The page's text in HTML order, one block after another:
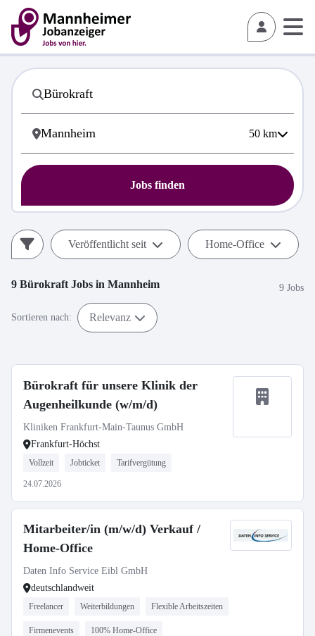
50 km
Jobs finden
Veröffentlicht seit Home-Office
9 Bürokraft Jobs in Mannheim 9 Jobs
Sortieren nach: Relevanz
Bürokraft für unsere Klinik der
Augenheilkunde (w/m/d)
Kliniken Frankfurt-Main-Taunus GmbH
Frankfurt-Höchst
Vollzeit Jobticket Tarifvergütung
24.07.2026
Mitarbeiter/in (m/w/d) Verkauf /
Home-Office
Daten Info Service Eibl GmbH
deutschlandweit
Freelancer Weiterbildungen Flexible Arbeitszeiten
Firmenevents 100% Home-Office